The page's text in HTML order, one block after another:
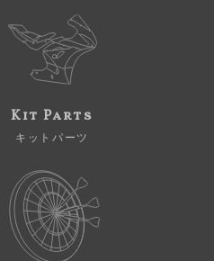
Kit Parts
キットパーツ